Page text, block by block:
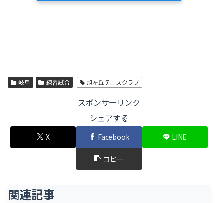
岐阜 練習試合 旭ヶ丘テニスクラブ
スポンサーリンク
シェアする
X Facebook LINE
コピー
関連記事